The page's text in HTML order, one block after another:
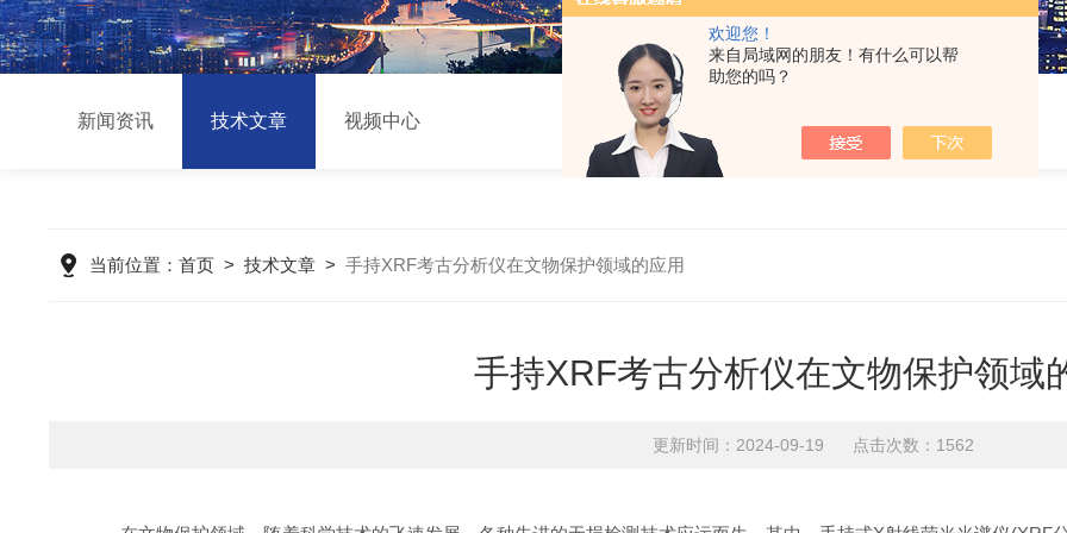
欢迎您！
来自局域网的朋友！有什么可以帮
助您的吗？
新闻资讯 技术文章 视频中心
当前位置： 首页> 技术文章> 手持XRF考古分析仪在文物保护领域的应用
手持XRF考古分析仪在文物保护领域
更新时间：2024-09-19 点击次数：1562